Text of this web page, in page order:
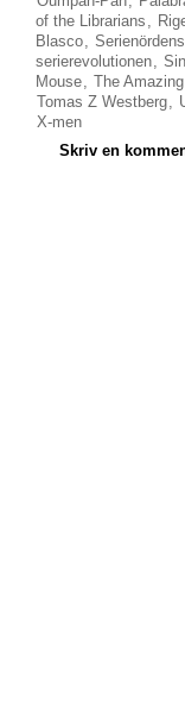
of the Librarians ,
Blasco,
serierevolutionen,
Mouse, The
Tomas Z Westberg,
X-men
Skriv en